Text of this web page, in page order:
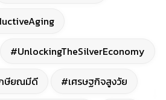
#UnlockingTheSilverEconomy
ษียณมีดี #เศรษฐกิจสูงวัย